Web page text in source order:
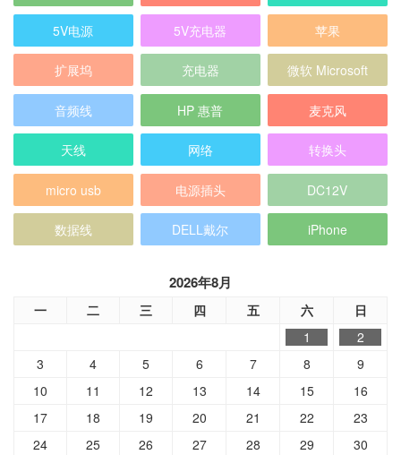
5V电源 5V充电器 苹果
扩展坞 充电器 微软 Microsoft
音频线 HP 惠普 麦克风
天线 网络 转换头
micro usb 电源插头 DC12V
数据线 DELL戴尔 iPhone
2026年8月
一 二 三 四 五 六 日
1
2
3
4 5 6 7 8
9
10
11 12 13 14 15
16
17
18 19 20 21 22
23
24
25 26 27 28 29
30